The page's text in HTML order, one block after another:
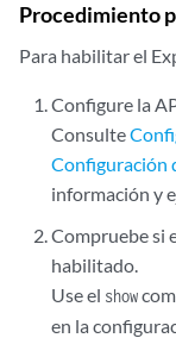
Procedimiento
Para habilitar el
Configure la
Consulte
Configuración
información y
Compruebe si
habilitado.
Use el show
en la